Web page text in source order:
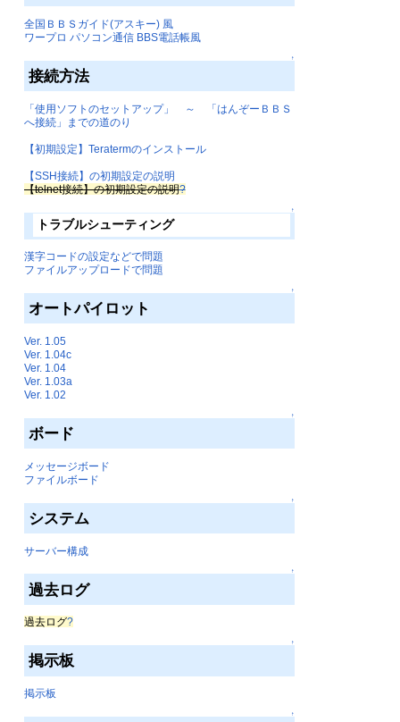
全国ＢＢＳガイド(アスキー) 風
ワープロ パソコン通信 BBS電話帳風
↑
接続方法
「使用ソフトのセットアップ」 ～ 「はんぞーＢＢＳ
へ接続」までの道のり
【初期設定】Teratermのインストール
【SSH接続】の初期設定の説明
【telnet接続】の初期設定の説明?
↑
トラブルシューティング
漢字コードの設定などで問題
ファイルアップロードで問題
↑
オートパイロット
Ver. 1.05
Ver. 1.04c
Ver. 1.04
Ver. 1.03a
Ver. 1.02
↑
ボード
メッセージボード
ファイルボード
↑
システム
サーバー構成
↑
過去ログ
過去ログ?
↑
掲示板
掲示板
↑